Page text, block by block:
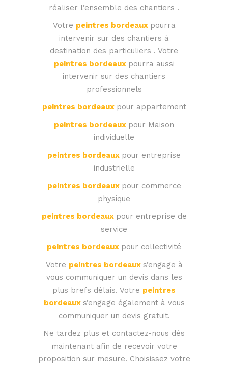
réaliser l’ensemble des chantiers .
Votre peintres bordeaux pourra
intervenir sur des chantiers à
destination des particuliers . Votre
peintres bordeaux pourra aussi
intervenir sur des chantiers
professionnels
peintres bordeaux pour appartement
peintres bordeaux pour Maison
individuelle
peintres bordeaux pour entreprise
industrielle
peintres bordeaux pour commerce
physique
peintres bordeaux pour entreprise de
service
peintres bordeaux pour collectivité
Votre peintres bordeaux s’engage à
vous communiquer un devis dans les
plus brefs délais. Votre peintres
bordeaux s’engage également à vous
communiquer un devis gratuit.
Ne tardez plus et contactez-nous dès
maintenant afin de recevoir votre
proposition sur mesure. Choisissez votre